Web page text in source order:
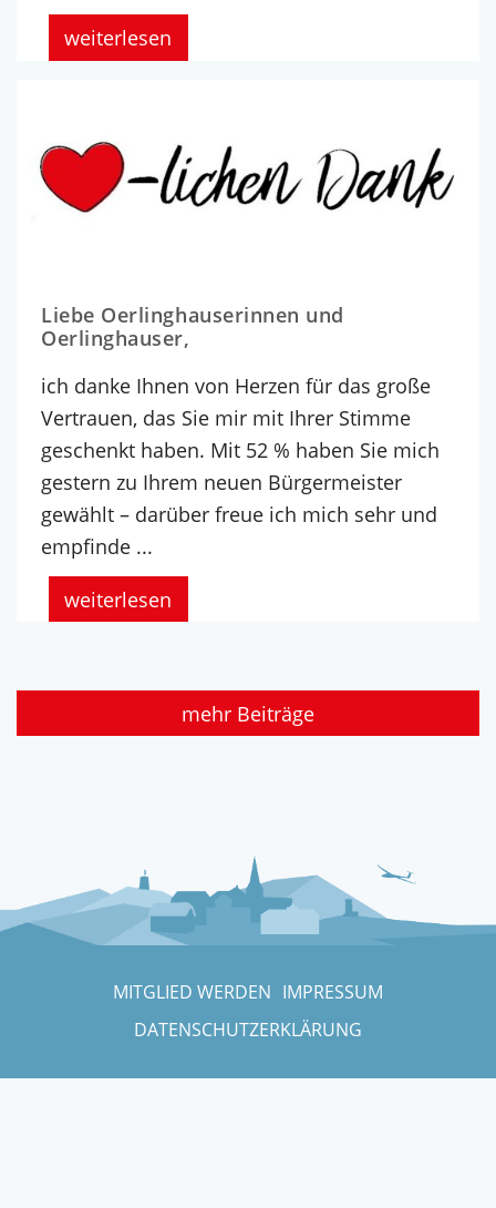
weiterlesen
Liebe Oerlinghauserinnen und
Oerlinghauser,
ich danke Ihnen von Herzen für das große
Vertrauen, das Sie mir mit Ihrer Stimme
geschenkt haben. Mit 52 % haben Sie mich
gestern zu Ihrem neuen Bürgermeister
gewählt – darüber freue ich mich sehr und
empfinde ...
weiterlesen
mehr Beiträge
MITGLIED WERDEN IMPRESSUM
DATENSCHUTZERKLÄRUNG